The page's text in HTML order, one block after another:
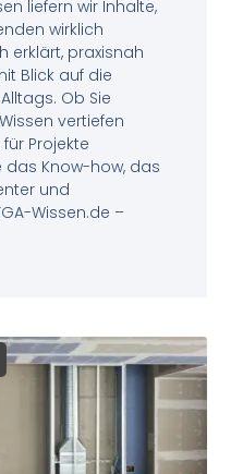
liefern wir Inhalte,
wirklich
erklärt, praxisnah
Blick auf die
Ob Sie
vertiefen
Projekte
das Know-how, das
und
Wissen.de –